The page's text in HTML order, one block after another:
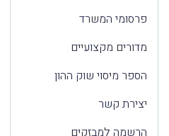
פרסומי המשרד
מדורים מקצועיים
הספר מיסוי שוק ההון
יצירת קשר
הרשמה למבזקים